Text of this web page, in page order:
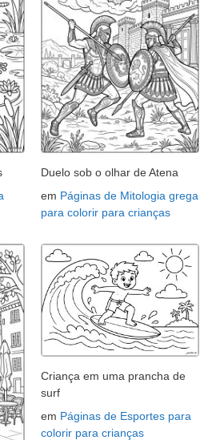
Duelo sob o olhar de Atena
em Páginas de Mitologia grega
para colorir para crianças
Criança em uma prancha de
surf
em Páginas de Esportes para
colorir para crianças